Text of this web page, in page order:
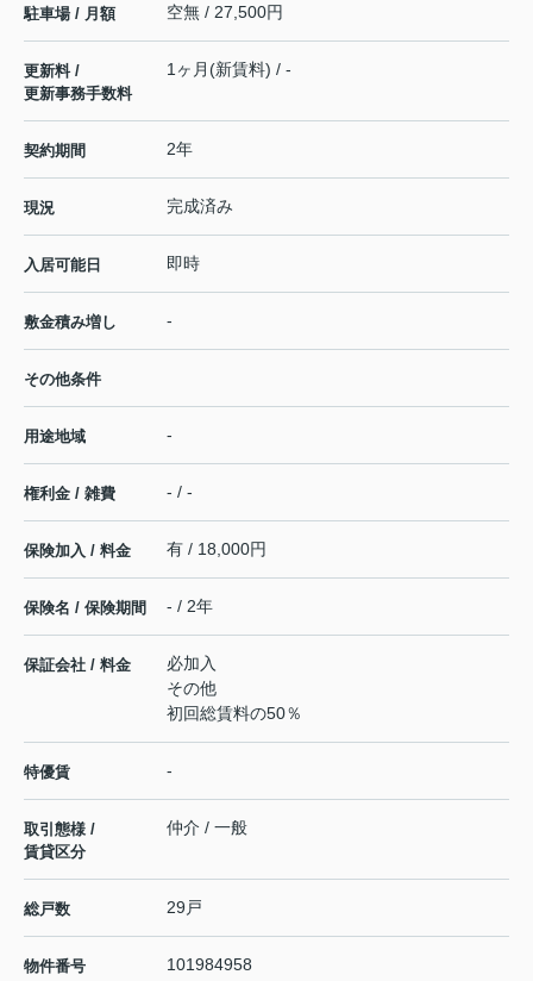
駐車場 / 月額 空無 / 27,500円
更新料 /
更新事務手数料
1ヶ月(新賃料) / -
契約期間 2年
現況 完成済み
入居可能日 即時
敷金積み増し -
その他条件
用途地域 -
権利金 / 雑費 - / -
保険加入 / 料金 有 / 18,000円
保険名 / 保険期間 - / 2年
保証会社 / 料金
必加入
その他
初回総賃料の50％
特優賃 -
取引態様 /
賃貸区分
仲介 / 一般
総戸数 29戸
物件番号 101984958